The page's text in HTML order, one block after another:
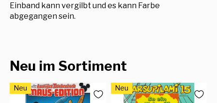
Einband kann vergilbt und es kann Farbe
abgegangen sein.
Neu im Sortiment
Neu Neu